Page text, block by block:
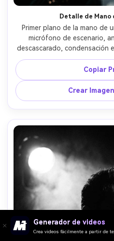
Detalle de Mano
Primer plano de la mano de
micrófono de escenario,
descascarado, condensación
brillante del foco detrás,
con Sony A7IV con macro de
campo, textura ultra
Copiar
Crear
Generador de videos
Crea videos fácilmente a partir de